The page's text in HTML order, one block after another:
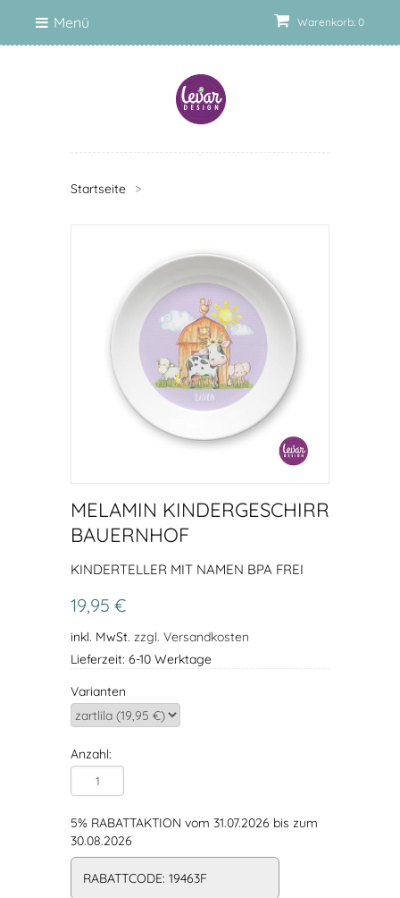
Warenkorb: 0
Menü
Startseite >
MELAMIN KINDERGESCHIRR
BAUERNHOF
KINDERTELLER MIT NAMEN BPA FREI
19,95 €
inkl. MwSt. zzgl. Versandkosten
Lieferzeit: 6-10 Werktage
Varianten
Anzahl:
5% RABATTAKTION vom 31.07.2026 bis zum
30.08.2026
RABATTCODE: 19463F